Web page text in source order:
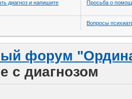
диагноз и напишите
Просьба о
Вопросы
форум
с диагнозом